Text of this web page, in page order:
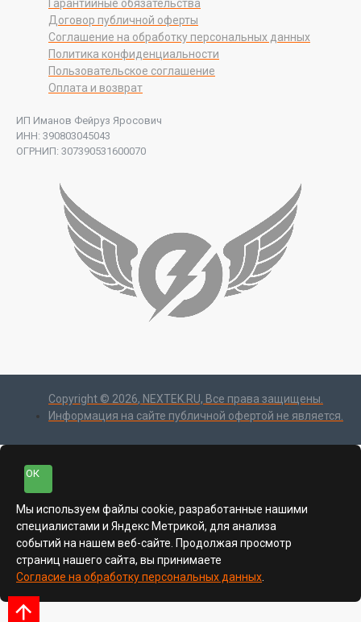
Гарантийные обязательства
Договор публичной оферты
Соглашение на обработку персональных данных
Политика конфиденциальности
Пользовательское соглашение
Оплата и возврат
ИП Иманов Фейруз Яросович
ИНН: 390803045043
ОГРНИП: 307390531600070
Copyright © 2026, NEXTEK.RU, Все права защищены.
Информация на сайте публичной офертой не является.
ОК
Мы используем файлы cookie, разработанные нашими
специалистами и Яндекс Метрикой, для анализа
событий на нашем веб-сайте. Продолжая просмотр
страниц нашего сайта, вы принимаете
Согласие на обработку персональных данных